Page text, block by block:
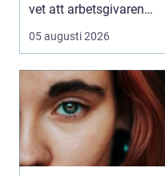
vet att arbetsgivaren
ska informera...
05 augusti 2026